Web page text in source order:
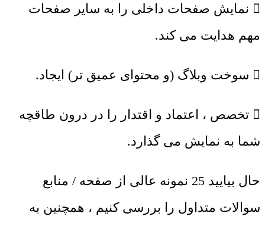
 نمایش صفحات داخلی را به سایر صفحات
مهم هدایت می کند.
 سوخت وبلاگ (و محتوای عمیق تر) ایجاد.
 تخصص ، اعتماد و اقتدار را در درون طاقچه
شما به نمایش می گذارد.
حال بیایید 25 نمونه عالی از صفحه / منابع
سوالات متداول را بررسی کنیم ، همچنین به